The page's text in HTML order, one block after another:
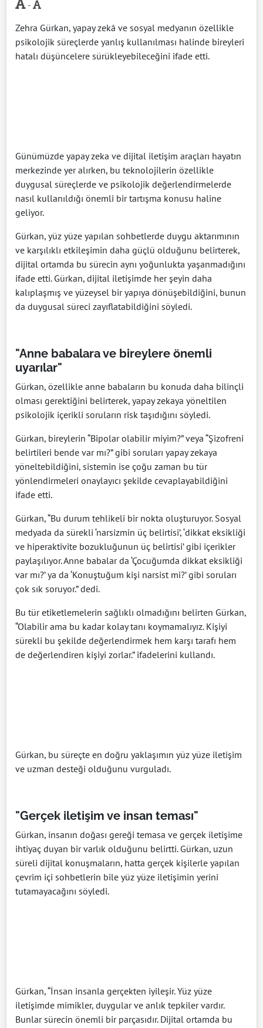
-
Zehra Gürkan, yapay zekâ ve sosyal medyanın özellikle
psikolojik süreçlerde yanlış kullanılması halinde bireyleri
hatalı düşüncelere sürükleyebileceğini ifade etti.
Günümüzde yapay zeka ve dijital iletişim araçları hayatın
merkezinde yer alırken, bu teknolojilerin özellikle
duygusal süreçlerde ve psikolojik değerlendirmelerde
nasıl kullanıldığı önemli bir tartışma konusu haline
geliyor.
Gürkan, yüz yüze yapılan sohbetlerde duygu aktarımının
ve karşılıklı etkileşimin daha güçlü olduğunu belirterek,
dijital ortamda bu sürecin aynı yoğunlukta yaşanmadığını
ifade etti. Gürkan, dijital iletişimde her şeyin daha
kalıplaşmış ve yüzeysel bir yapıya dönüşebildiğini, bunun
da duygusal süreci zayıflatabildiğini söyledi.
"Anne babalara ve bireylere önemli
uyarılar"
Gürkan, özellikle anne babaların bu konuda daha bilinçli
olması gerektiğini belirterek, yapay zekaya yöneltilen
psikolojik içerikli soruların risk taşıdığını söyledi.
Gürkan, bireylerin “Bipolar olabilir miyim?” veya “Şizofreni
belirtileri bende var mı?” gibi soruları yapay zekaya
yöneltebildiğini, sistemin ise çoğu zaman bu tür
yönlendirmeleri onaylayıcı şekilde cevaplayabildiğini
ifade etti.
Gürkan, “Bu durum tehlikeli bir nokta oluşturuyor. Sosyal
medyada da sürekli ‘narsizmin üç belirtisi’, ‘dikkat eksikliği
ve hiperaktivite bozukluğunun üç belirtisi’ gibi içerikler
paylaşılıyor. Anne babalar da ‘Çocuğumda dikkat eksikliği
var mı?’ ya da ‘Konuştuğum kişi narsist mi?’ gibi soruları
çok sık soruyor.” dedi.
Bu tür etiketlemelerin sağlıklı olmadığını belirten Gürkan,
“Olabilir ama bu kadar kolay tanı koymamalıyız. Kişiyi
sürekli bu şekilde değerlendirmek hem karşı tarafı hem
de değerlendiren kişiyi zorlar.” ifadelerini kullandı.
Gürkan, bu süreçte en doğru yaklaşımın yüz yüze iletişim
ve uzman desteği olduğunu vurguladı.
"Gerçek iletişim ve insan teması"
Gürkan, insanın doğası gereği temasa ve gerçek iletişime
ihtiyaç duyan bir varlık olduğunu belirtti. Gürkan, uzun
süreli dijital konuşmaların, hatta gerçek kişilerle yapılan
çevrim içi sohbetlerin bile yüz yüze iletişimin yerini
tutamayacağını söyledi.
Gürkan, “İnsan insanla gerçekten iyileşir. Yüz yüze
iletişimde mimikler, duygular ve anlık tepkiler vardır.
Bunlar sürecin önemli bir parçasıdır. Dijital ortamda bu